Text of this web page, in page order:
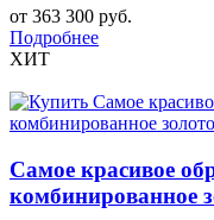
от 363 300 руб.
Подробнее
ХИТ
Самое красивое
комбинированное